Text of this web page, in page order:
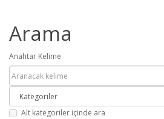
Arama
Anahtar Kelime
Alt kategoriler içinde ara